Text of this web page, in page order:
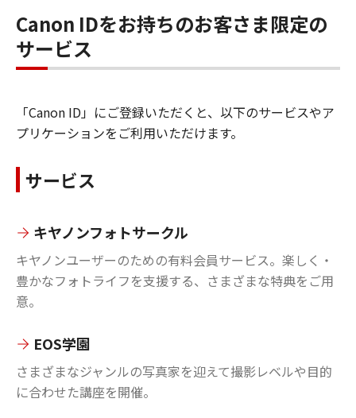
Canon IDをお持ちのお客さま限定の
サービス
「Canon ID」にご登録いただくと、以下のサービスやア
プリケーションをご利用いただけます。
サービス
キヤノンフォトサークル
キヤノンユーザーのための有料会員サービス。楽しく・
豊かなフォトライフを支援する、さまざまな特典をご用
意。
EOS学園
さまざまなジャンルの写真家を迎えて撮影レベルや目的
に合わせた講座を開催。